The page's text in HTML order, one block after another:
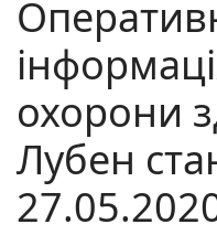
охорони
Лубен